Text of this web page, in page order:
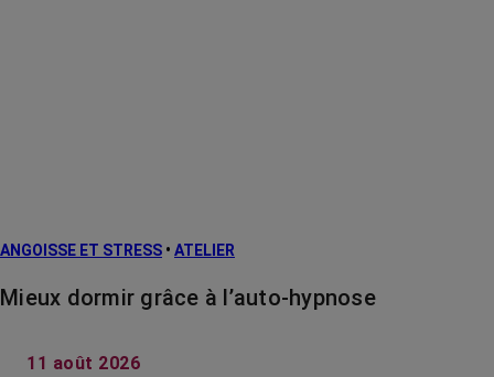
ANGOISSE ET STRESS • ATELIER
Mieux dormir grâce à l’auto-hypnose
11 août 2026